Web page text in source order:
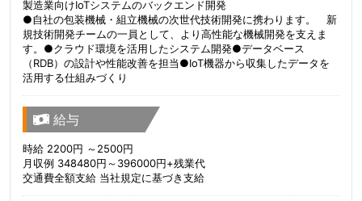
製造業向けIoTシステムのバックエンド開発
●自社の包装機械・組立機械の次世代技術開発に携わります。 新
規技術開発チームの一員として、より高性能な機械開発を支えま
す。●クラウド環境を活用したシステム開発●データベース
（RDB）の設計や性能改善を担当●IoT機器から収集したデータを
活用する仕組みづくり
給与
時給 2200円 ～2500円
月収例 348480円～396000円+残業代
交通費全額支給 当社規定に基づき支給